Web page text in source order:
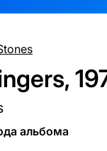
альбома